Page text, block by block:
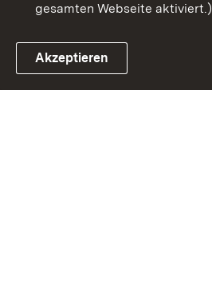
Link zum Landesportal
gesamten Webseite aktiviert.)
Akzeptieren